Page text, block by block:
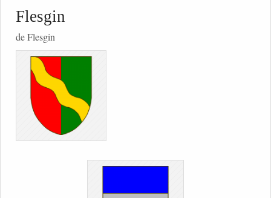
Flesgin
de Flesgin